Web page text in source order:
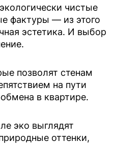
чистые
фактуры — из этого
эстетика. И выбор
позволят стенам
на пути
в квартире.
эко выглядят
оттенки,